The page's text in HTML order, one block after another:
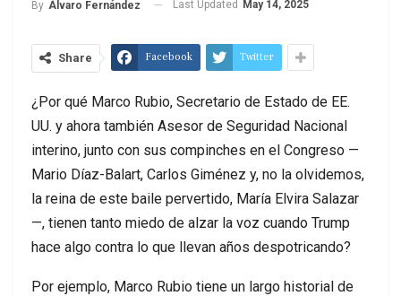
By Álvaro Fernández Last Updated May 14, 2025
Share Facebook Twitter
¿Por qué Marco Rubio, Secretario de Estado de EE.
UU. y ahora también Asesor de Seguridad Nacional
interino, junto con sus compinches en el Congreso —
Mario Díaz-Balart, Carlos Giménez y, no la olvidemos,
la reina de este baile pervertido, María Elvira Salazar
—, tienen tanto miedo de alzar la voz cuando Trump
hace algo contra lo que llevan años despotricando?
Por ejemplo, Marco Rubio tiene un largo historial de